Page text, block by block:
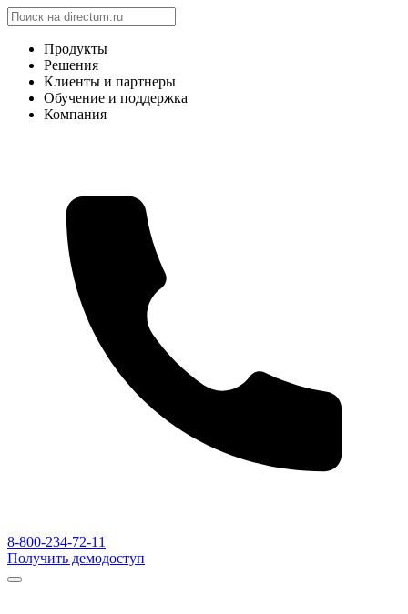
Продукты
Решения
Клиенты и партнеры
Обучение и поддержка
Компания
8-800-234-72-11
Получить демодоступ